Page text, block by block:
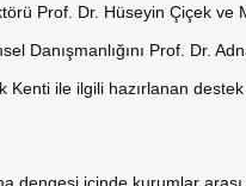
Prof. Dr. Hüseyin Çiçek ve
Danışmanlığını Prof. Dr.
Kenti ile ilgili hazırlanan
dengesi içinde kurumlar